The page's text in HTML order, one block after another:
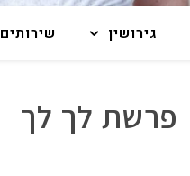
גירושין שירותים
פרשת לך לך